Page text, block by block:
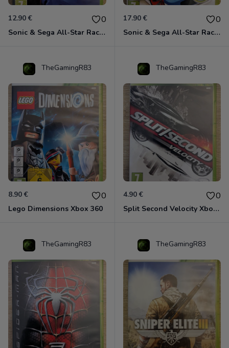
12.90 € 0
Sonic & Sega All-Star Racing avec Banjo-Kazooie Xbox 360
17.90 € 0
Sonic & Sega All-Star Racing - Transformed Xbox 360
TheGamingR83
8.90 € 0
Lego Dimensions Xbox 360
TheGamingR83
4.90 € 0
Split Second Velocity Xbox 360
TheGamingR83 TheGamingR83